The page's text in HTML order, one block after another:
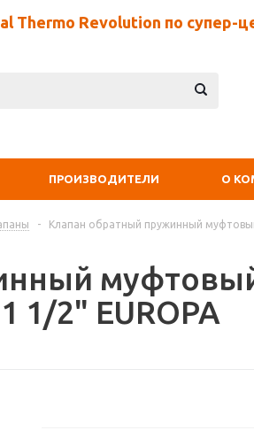
Thermo Revolution по супер-
ПРОИЗВОДИТЕЛИ О
-
Клапан обратный пружинный
1/2" EUROPA